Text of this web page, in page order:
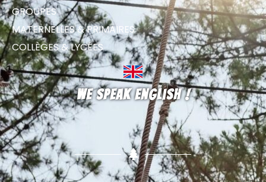
GROUPES
MATERNELLES & PRIMAIRES
COLLÈGES & LYCÉES
We speak english !